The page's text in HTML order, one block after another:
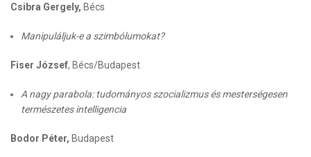
Csibra Gergely, Bécs
Manipuláljuk-e a szimbólumokat?
Fiser József, Bécs/Budapest
A nagy parabola: tudományos szocializmus és mesterségesen
természetes intelligencia
Bodor Péter, Budapest